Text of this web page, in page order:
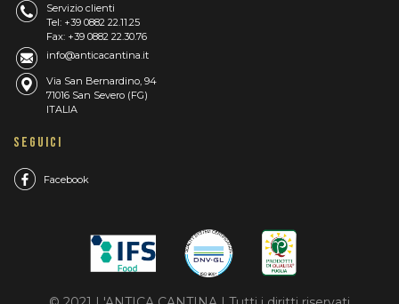
Servizio clienti
Tel: +39 0882 22.11.25
Fax: +39 0882 22.30.76
info@anticacantina.it
Via San Bernardino, 94
71016 San Severo (FG)
ITALIA
SEGUICI
Facebook